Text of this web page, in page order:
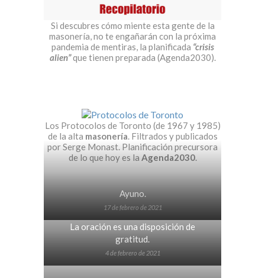
Si descubres cómo miente esta gente de la
masonería, no te engañarán con la próxima
pandemia de mentiras, la planificada “crisis
alien”que tienen preparada (Agenda2030).
Los Protocolos de Toronto (de 1967 y 1985)
de la alta masonería. Filtrados y publicados
por Serge Monast. Planificación precursora
de lo que hoy es laAgenda2030.
Ayuno.
17 de febrero de 2021
La oración es una disposición de
gratitud.
4 de febrero de 2021